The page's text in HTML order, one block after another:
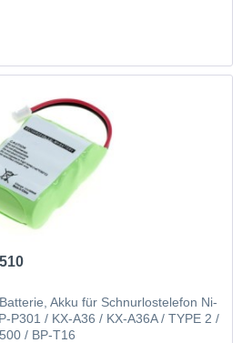
Akku für Schnurlostelefon Ni-
P301 / KX-A36 / KX-A36A / TYPE 2 /
/ BP-T16